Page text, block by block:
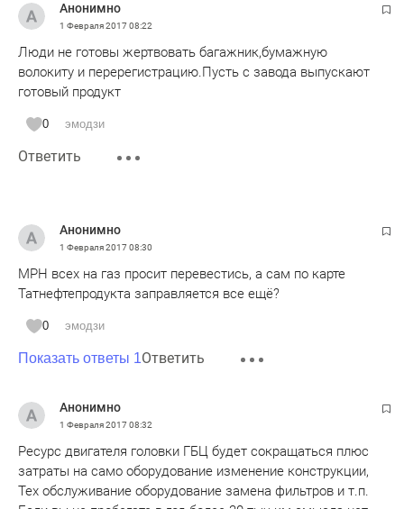
Анонимно
1 Февраля 201708:22
Люди не готовы жертвовать багажник,бумажную
волокиту и перерегистрацию.Пусть с завода выпускают
готовый продукт
0 эмодзи
Ответить
Анонимно
1 Февраля 201708:30
МРН всех на газ просит перевестись, а сам по карте
Татнефтепродукта заправляется все ещё?
0 эмодзи
Показать ответы 1Ответить
Анонимно
1 Февраля 201708:32
Ресурс двигателя головки ГБЦ будет сокращаться плюс
затраты на само оборудование изменение конструкции,
Тех обслуживание оборудование замена фильтров и т.п.